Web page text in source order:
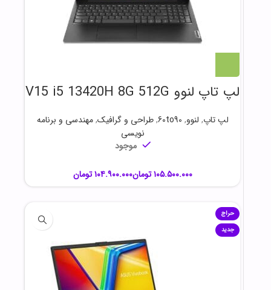
لپ تاپ لنوو V15 i5 13420H 8G 512G
لپ تاپ, لنوو,
60to90
,طراحی و گرافیک,مهندسی و برنامه
نویسی
موجود
تومان تومان
حراج
جدید